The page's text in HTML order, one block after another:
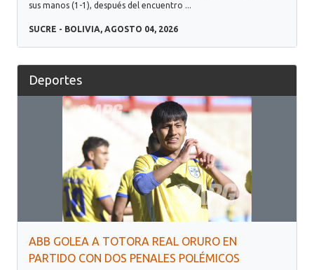
sus manos (1-1), después del encuentro ...
SUCRE - BOLIVIA, AGOSTO 04, 2026
Deportes
ABB GOLEA A TOTORA REAL ORURO EN
PARTIDO CON DOS PENALES POLÉMICOS